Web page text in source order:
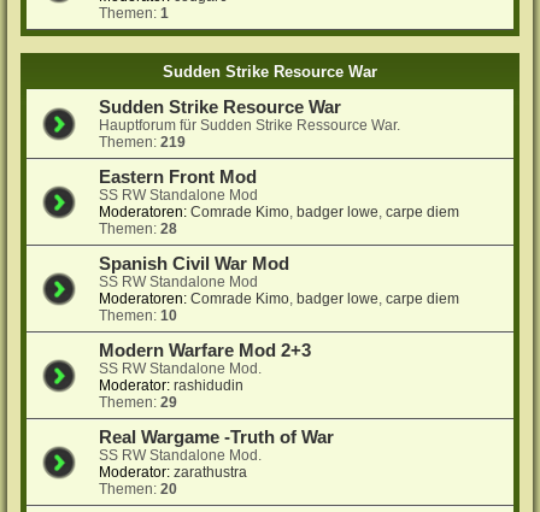
Themen:1
Sudden Strike Resource War
Sudden Strike Resource War
Hauptforum für Sudden Strike Ressource War.
Themen:219
Eastern Front Mod
SS RW Standalone Mod
Moderatoren: Comrade Kimo, badger lowe,carpe diem
Themen:28
Spanish Civil War Mod
SS RW Standalone Mod
Moderatoren: Comrade Kimo, badger lowe,carpe diem
Themen:10
Modern Warfare Mod 2+3
SS RW Standalone Mod.
Moderator: rashidudin
Themen:29
Real Wargame -Truth of War
SS RW Standalone Mod.
Moderator: zarathustra
Themen:20